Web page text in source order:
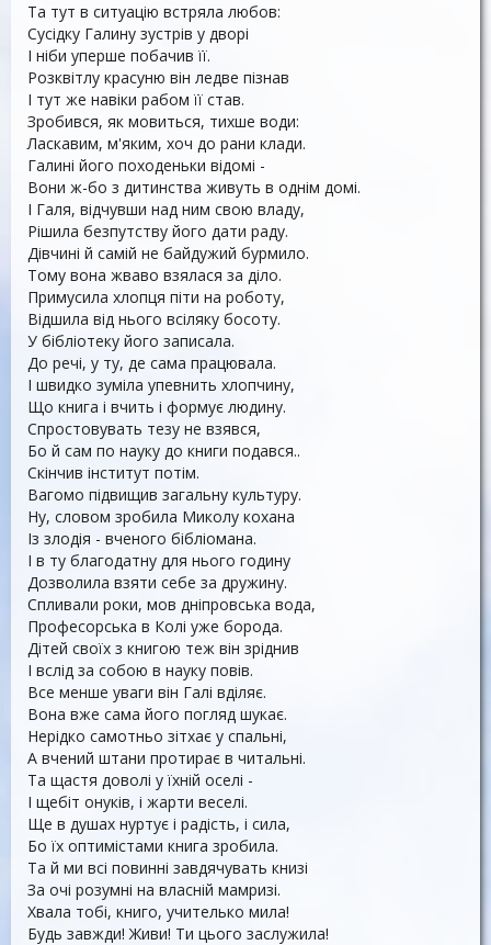
Та тут в ситуацію встряла любов:
Сусідку Галину зустрів у дворі
І ніби уперше побачив її.
Розквітлу красуню він ледве пізнав
І тут же навіки рабом її став.
Зробився, як мовиться, тихше води:
Ласкавим, м'яким, хоч до рани клади.
Галині його походеньки відомі -
Вони ж-бо з дитинства живуть в однім домі.
І Галя, відчувши над ним свою владу,
Рішила безпутству його дати раду.
Дівчині й самій не байдужий бурмило.
Тому вона жваво взялася за діло.
Примусила хлопця піти на роботу,
Відшила від нього всіляку босоту.
У бібліотеку його записала.
До речі, у ту, де сама працювала.
І швидко зуміла упевнить хлопчину,
Що книга і вчить і формує людину.
Спростовувать тезу не взявся,
Бо й сам по науку до книги подався..
Скінчив інститут потім.
Вагомо підвищив загальну культуру.
Ну, словом зробила Миколу кохана
Із злодія - вченого бібліомана.
І в ту благодатну для нього годину
Дозволила взяти себе за дружину.
Спливали роки, мов дніпровська вода,
Професорська в Колі уже борода.
Дітей своїх з книгою теж він зріднив
І вслід за собою в науку повів.
Все менше уваги він Галі вділяє.
Вона вже сама його погляд шукає.
Нерідко самотньо зітхає у спальні,
А вчений штани протирає в читальні.
Та щастя доволі у їхній оселі -
І щебіт онуків, і жарти веселі.
Ще в душах нуртує і радість, і сила,
Бо їх оптимістами книга зробила.
Та й ми всі повинні завдячувать книзі
За очі розумні на власній мамризі.
Хвала тобі, книго, учителько мила!
Будь завжди! Живи! Ти цього заслужила!